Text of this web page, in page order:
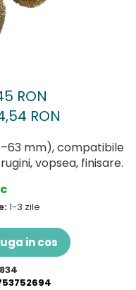
RON
RON
mm), compatibile
vopsea, finisare.
1-3 zile
in cos